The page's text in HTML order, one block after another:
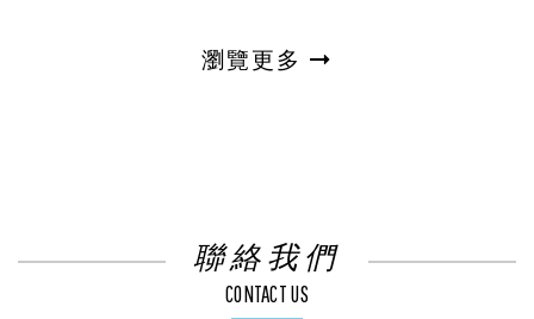
滿滿的心意,最後, 祝大家 即將到來的中秋佳節
瀏覽更多
聯絡我們
CONTACT US